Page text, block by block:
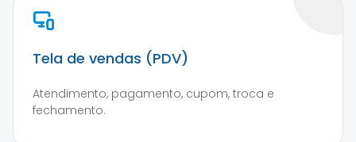
Tela de vendas (PDV)
Atendimento, pagamento, cupom, troca e
fechamento.